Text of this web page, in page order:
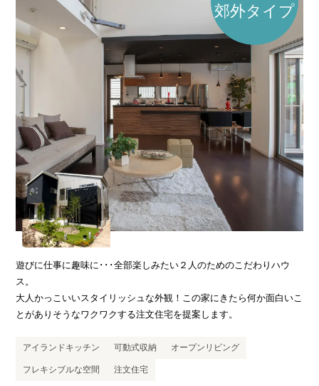
郊外タイプ
遊びに仕事に趣味に･･･全部楽しみたい２人のためのこだわりハウ
ス。
大人かっこいいスタイリッシュな外観！この家にきたら何か面白いこ
とがありそうなワクワクする注文住宅を提案します。
アイランドキッチン 可動式収納 オープンリビング
フレキシブルな空間 注文住宅